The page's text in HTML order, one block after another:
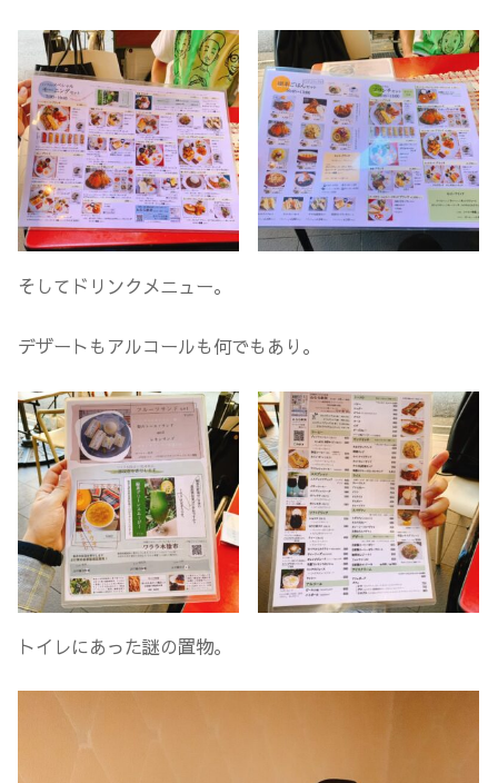
そしてドリンクメニュー。
デザートもアルコールも何でもあり。
トイレにあった謎の置物。